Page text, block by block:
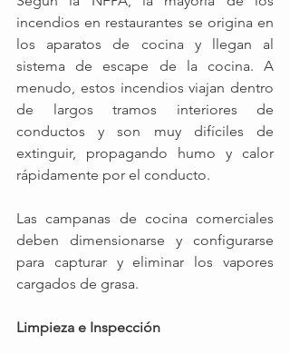
incendios en restaurantes se origina en
los aparatos de cocina y llegan al
sistema de escape de la cocina. A
menudo, estos incendios viajan dentro
de largos tramos interiores de
conductos y son muy difíciles de
extinguir, propagando humo y calor
rápidamente por el conducto.
Las campanas de cocina comerciales
deben dimensionarse y configurarse
para capturar y eliminar los vapores
cargados de grasa.
Limpieza e Inspección